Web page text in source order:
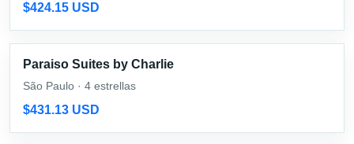
$424.15 USD
Paraiso Suites by Charlie
São Paulo · 4 estrellas
$431.13 USD